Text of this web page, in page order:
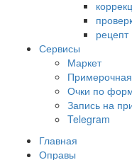
рецепт
Сервисы
Маркет
Примерочная
Очки по
Запись на
Telegram
Главная
Оправы